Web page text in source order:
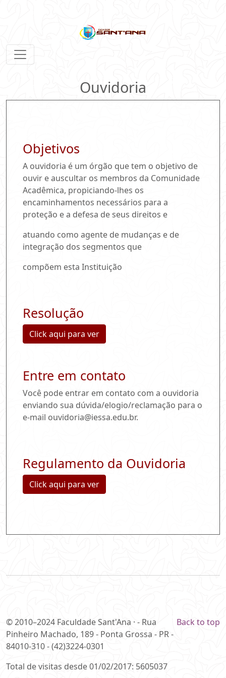
Ouvidoria
Objetivos
A ouvidoria é um órgão que tem o objetivo de
ouvir e auscultar os membros da Comunidade
Acadêmica, propiciando-lhes os
encaminhamentos necessários para a
proteção e a defesa de seus direitos e
atuando como agente de mudanças e de
integração dos segmentos que
compõem esta Instituição
Resolução
Click aqui para ver
Entre em contato
Você pode entrar em contato com a ouvidoria
enviando sua dúvida/elogio/reclamação para o
e-mail ouvidoria@iessa.edu.br.
Regulamento da Ouvidoria
Click aqui para ver
Back to top
© 2010–2024 Faculdade Sant'Ana · - Rua
Pinheiro Machado, 189 - Ponta Grossa - PR -
84010-310 - (42)3224-0301
Total de visitas desde 01/02/2017: 5605037